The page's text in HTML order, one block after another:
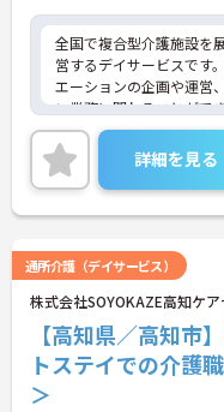
全国で複合型介護施設を
営するデイサービスです
エーションの企画や運営
い業務に関わることがで
とう」を直接やりがいに
とは別に年間17日間のリ
れ、平日の取得もしやす
ご自身の趣味など、プラ
日勤帯で無理なく働き続
保ちながらいきいきと働
個人の評価等に応じて支
り、頑張りがしっかりと
歳まで再雇用制度を利用
験を活かして長く安定し
い方に大変おすすめの求
詳細を見る
通所介護（デイサービス）
株式会社SOYOKAZE高知ケ
【高知県／高知市
トステイでの介護
＞